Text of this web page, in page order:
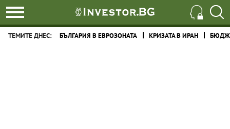
ТЕМИТЕ ДНЕС: БЪЛГАРИЯ В ЕВРОЗОНАТА КРИЗАТА В ИРАН